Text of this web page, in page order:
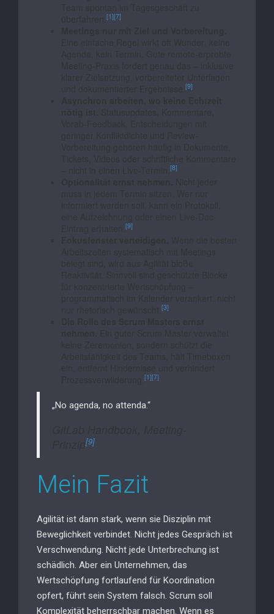
[1][7]
[9]
[8]
[9]
[3]
[1][7]
„No agenda, no attenda.“
Prinzip[9]
Mein Fazit
Agilität ist dann stark, wenn sie Disziplin mit
Beweglichkeit verbindet. Nicht jedes Gespräch ist
Verschwendung. Nicht jede Unterbrechung ist
schädlich. Aber ein Unternehmen, das
Wertschöpfung fortlaufend für Koordination
opfert, führt sein System falsch. Scrum soll
Komplexität beherrschbar machen. Wenn es